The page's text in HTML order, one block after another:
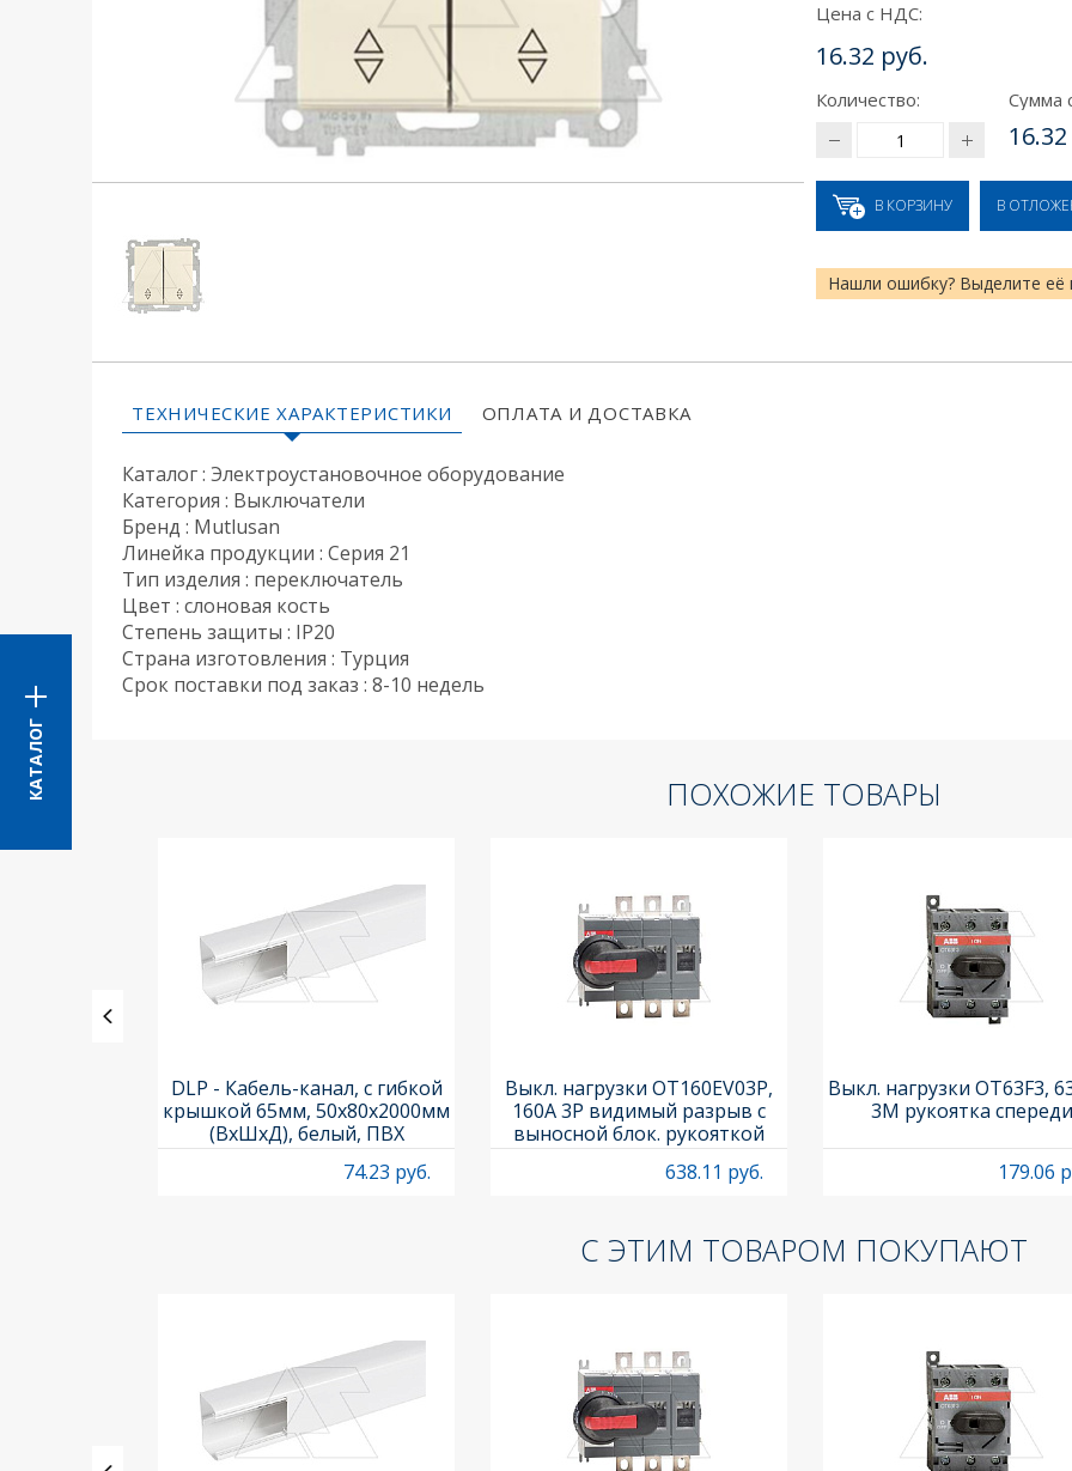
КАТАЛОГ
Цена с НДС:
16.32 руб.
Количество: Сумма
В КОРЗИНУ В
Нашли ошибку? Выделите её
ТЕХНИЧЕСКИЕ ХАРАКТЕРИСТИКИ ОПЛАТА И ДОСТАВКА
Каталог : Электроустановочное оборудование
Категория : Выключатели
Бренд : Mutlusan
Линейка продукции : Серия 21
Тип изделия : переключатель
Цвет : слоновая кость
Степень защиты : IP20
Страна изготовления : Турция
Срок поставки под заказ : 8-10 недель
ПОХОЖИЕ ТОВАРЫ
DLP - Кабель-канал, с гибкой
крышкой 65мм, 50x80х2000мм
(ВхШхД), белый, ПВХ
74.23 руб.
Выкл. нагрузки OT160EV03P,
160A 3P видимый разрыв с
выносной блок. рукояткой
OHB65J6 и осью OXP6X210
638.11 руб.
Выкл. нагрузки OT63F3,
3M рукоятка спереди
179.06
С ЭТИМ ТОВАРОМ ПОКУПАЮТ